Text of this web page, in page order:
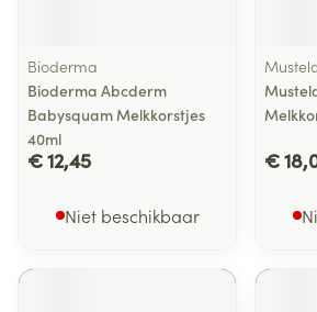
Bioderma
Bioderma Abcderm
Babysquam Melkkorstjes
40ml
€ 12,45
Niet beschikbaar
€